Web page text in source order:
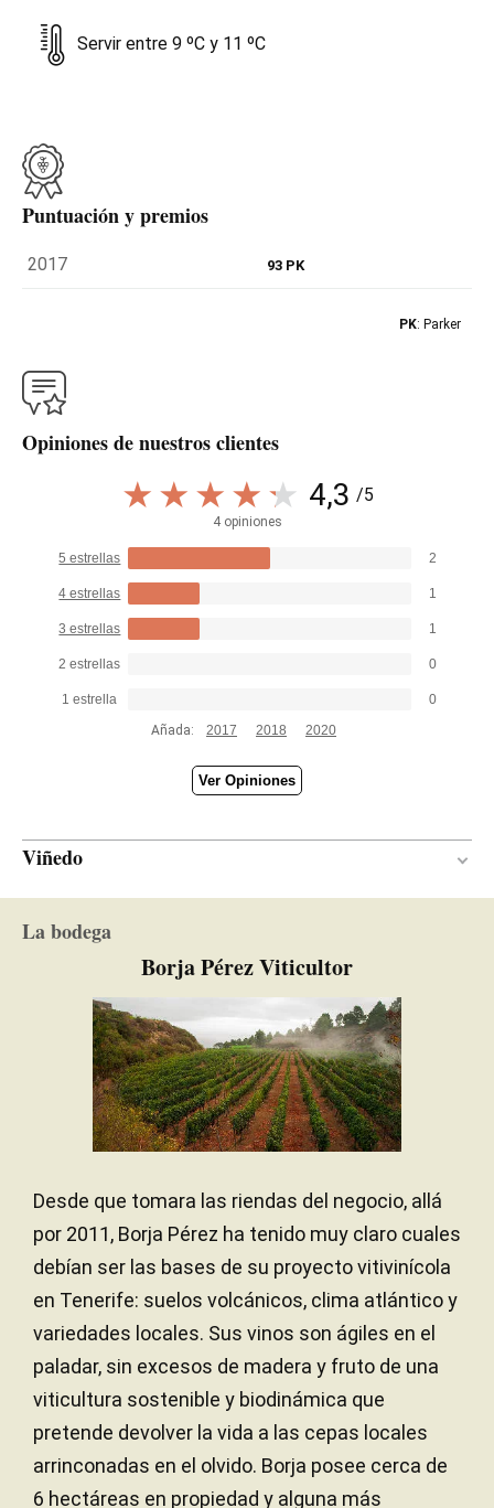
Servir entre 9 ºC y 11 ºC
Puntuación y premios
2017 93 PK
PK: Parker
Opiniones de nuestros clientes
4,3 /5
4 opiniones
5 estrellas 2
4 estrellas 1
3 estrellas 1
2 estrellas 0
1 estrella
0
Añada:
2017 2018 2020
Ver Opiniones
Viñedo
La bodega
Borja Pérez Viticultor
Desde que tomara las riendas del negocio, allá
por 2011, Borja Pérez ha tenido muy claro cuales
debían ser las bases de su proyecto vitivinícola
en Tenerife: suelos volcánicos, clima atlántico y
variedades locales. Sus vinos son ágiles en el
paladar, sin excesos de madera y fruto de una
viticultura sostenible y biodinámica que
pretende devolver la vida a las cepas locales
arrinconadas en el olvido. Borja posee cerca de
6 hectáreas en propiedad y alguna más